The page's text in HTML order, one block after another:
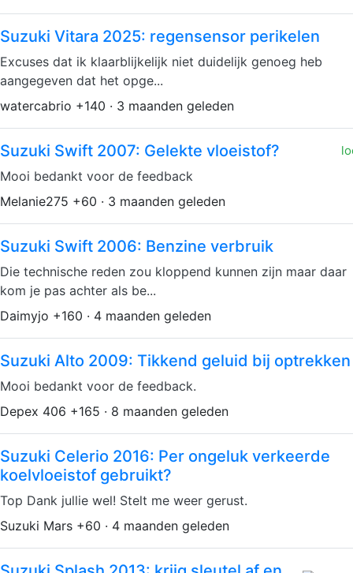
Suzuki Vitara 2025: regensensor perikelen
Excuses dat ik klaarblijkelijk niet duidelijk genoeg heb
aangegeven dat het opge...
watercabrio +140 · 3 maanden geleden
Suzuki Swift 2007: Gelekte vloeistof?
Mooi bedankt voor de feedback
Melanie275 +60 · 3 maanden geleden
Suzuki Swift 2006: Benzine verbruik
Die technische reden zou kloppend kunnen zijn maar daar
kom je pas achter als be...
Daimyjo +160 · 4 maanden geleden
Suzuki Alto 2009: Tikkend geluid bij optrekken
Mooi bedankt voor de feedback.
Depex 406 +165 · 8 maanden geleden
Suzuki Celerio 2016: Per ongeluk verkeerde
koelvloeistof gebruikt?
Top Dank jullie wel! Stelt me weer gerust.
Suzuki Mars +60 · 4 maanden geleden